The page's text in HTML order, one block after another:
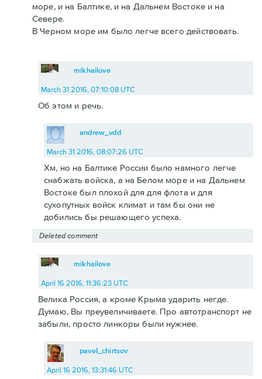
море, и на Балтике, и на Дальнем Востоке и на
Севере.
В Черном море им было легче всего действовать.
mikhailove
March 31 2016, 07:10:08 UTC
Об этом и речь.
andrew_vdd
March 31 2016, 08:07:26 UTC
Хм, но на Балтике России было намного легче
снабжать войска, а на Белом море и на Дальнем
Востоке был плохой для для флота и для
сухопутных войск климат и там бы они не
добились бы решающего успеха.
Deleted comment
mikhailove
April 16 2016, 11:36:23 UTC
Велика Россия, а кроме Крыма ударить негде.
Думаю, Вы преувеличиваете. Про автотранспорт не
забыли, просто линкоры были нужнее.
pavel_chirtsov
April 16 2016, 13:31:46 UTC